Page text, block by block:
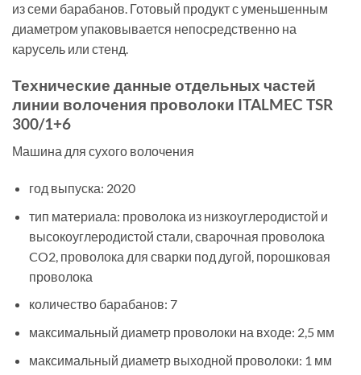
из семи барабанов. Готовый продукт с уменьшенным
диаметром упаковывается непосредственно на
карусель или стенд.
Технические данные отдельных частей
линии волочения проволоки ITALMEC TSR
300/1+6
Машина для сухого волочения
год выпуска: 2020
тип материала: проволока из низкоуглеродистой и
высокоуглеродистой стали, сварочная проволока
CO2, проволока для сварки под дугой, порошковая
проволока
количество барабанов: 7
максимальный диаметр проволоки на входе: 2,5 мм
максимальный диаметр выходной проволоки: 1 мм